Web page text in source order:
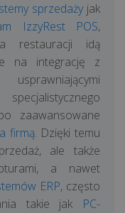
sprzedaży jak
IzzyRest POS,
restauracji idą
na integrację z
zaawansowane
firmą. Dzięki temu
ale także
a nawet
ERP, często
takie jak PC-